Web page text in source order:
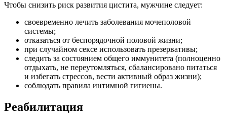
Чтобы снизить риск развития цистита, мужчине следует:
своевременно лечить заболевания мочеполовой
системы;
отказаться от беспорядочной половой жизни;
при случайном сексе использовать презервативы;
следить за состоянием общего иммунитета (полноценно
отдыхать, не переутомляться, сбалансировано питаться
и избегать стрессов, вести активный образ жизни);
соблюдать правила интимной гигиены.
Реабилитация